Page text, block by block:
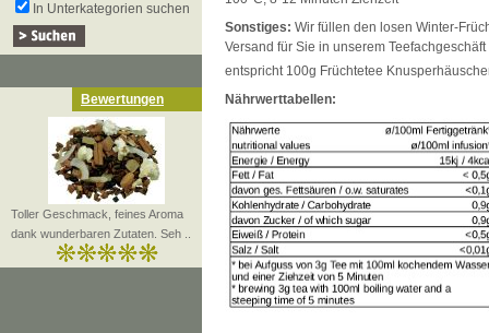
In Unterkategorien suchen
Bewertungen
Toller Geschmack, feines Aroma
dank wunderbaren Zutaten. Seh ..
Sonstiges: Wir füllen den losen Winter-
Versand für Sie in unserem
entspricht 100g Früchtetee
Nährwerttabellen: